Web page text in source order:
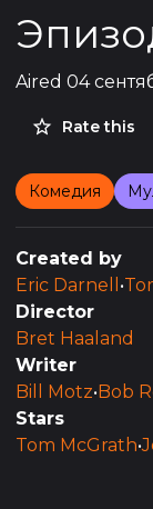
Aired 04
Rate this
Комедия
Created by
Eric Darnell •
Director
Bret Haaland
Writer
Bill Motz• Bob
Stars
Tom McGrath•